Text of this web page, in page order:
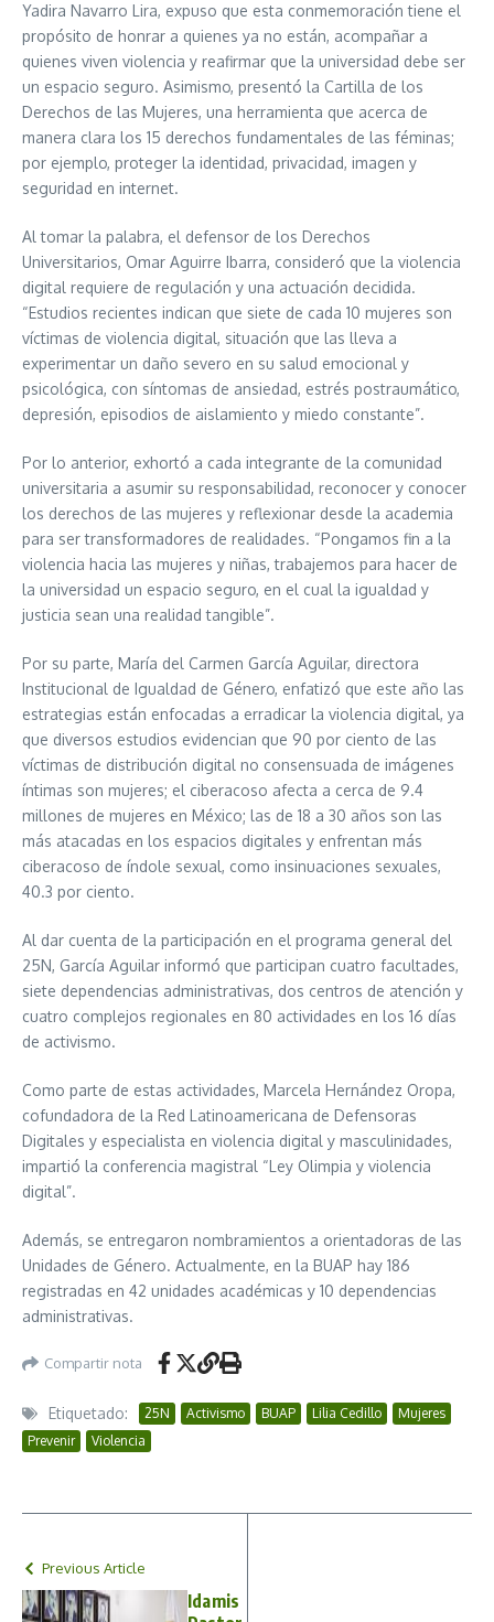
Yadira Navarro Lira, expuso que esta conmemoración tiene el
propósito de honrar a quienes ya no están, acompañar a
quienes viven violencia y reafirmar que la universidad debe ser
un espacio seguro. Asimismo, presentó la Cartilla de los
Derechos de las Mujeres, una herramienta que acerca de
manera clara los 15 derechos fundamentales de las féminas;
por ejemplo, proteger la identidad, privacidad, imagen y
seguridad en internet.
Al tomar la palabra, el defensor de los Derechos
Universitarios, Omar Aguirre Ibarra, consideró que la violencia
digital requiere de regulación y una actuación decidida.
“Estudios recientes indican que siete de cada 10 mujeres son
víctimas de violencia digital, situación que las lleva a
experimentar un daño severo en su salud emocional y
psicológica, con síntomas de ansiedad, estrés postraumático,
depresión, episodios de aislamiento y miedo constante”.
Por lo anterior, exhortó a cada integrante de la comunidad
universitaria a asumir su responsabilidad, reconocer y conocer
los derechos de las mujeres y reflexionar desde la academia
para ser transformadores de realidades. “Pongamos fin a la
violencia hacia las mujeres y niñas, trabajemos para hacer de
la universidad un espacio seguro, en el cual la igualdad y
justicia sean una realidad tangible”.
Por su parte, María del Carmen García Aguilar, directora
Institucional de Igualdad de Género, enfatizó que este año las
estrategias están enfocadas a erradicar la violencia digital, ya
que diversos estudios evidencian que 90 por ciento de las
víctimas de distribución digital no consensuada de imágenes
íntimas son mujeres; el ciberacoso afecta a cerca de 9.4
millones de mujeres en México; las de 18 a 30 años son las
más atacadas en los espacios digitales y enfrentan más
ciberacoso de índole sexual, como insinuaciones sexuales,
40.3 por ciento.
Al dar cuenta de la participación en el programa general del
25N, García Aguilar informó que participan cuatro facultades,
siete dependencias administrativas, dos centros de atención y
cuatro complejos regionales en 80 actividades en los 16 días
de activismo.
Como parte de estas actividades, Marcela Hernández Oropa,
cofundadora de la Red Latinoamericana de Defensoras
Digitales y especialista en violencia digital y masculinidades,
impartió la conferencia magistral “Ley Olimpia y violencia
digital”.
Además, se entregaron nombramientos a orientadoras de las
Unidades de Género. Actualmente, en la BUAP hay 186
registradas en 42 unidades académicas y 10 dependencias
administrativas.
Compartir nota
Etiquetado: 25N Activismo BUAP Lilia Cedillo
Mujeres
Prevenir
Violencia
Previous Article
Idamis